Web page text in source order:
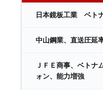
日本鏡板工業 ベト
中山鋼業、直送圧
ＪＦＥ商事、ベト
ォン、能力増強